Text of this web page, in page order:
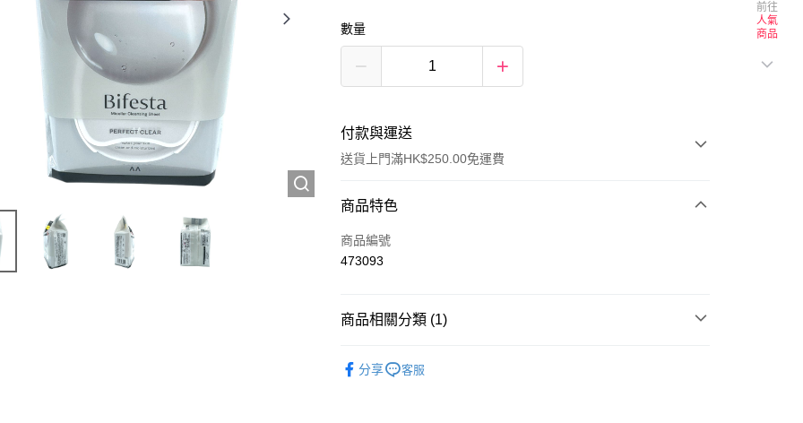
數量
付款與運送
送貨上門滿HK$250.00免運費
付款方式
信用卡
商品特色
商品編號
473093
商品相關分類 (1)
分享
客服
前往
人氣
商品